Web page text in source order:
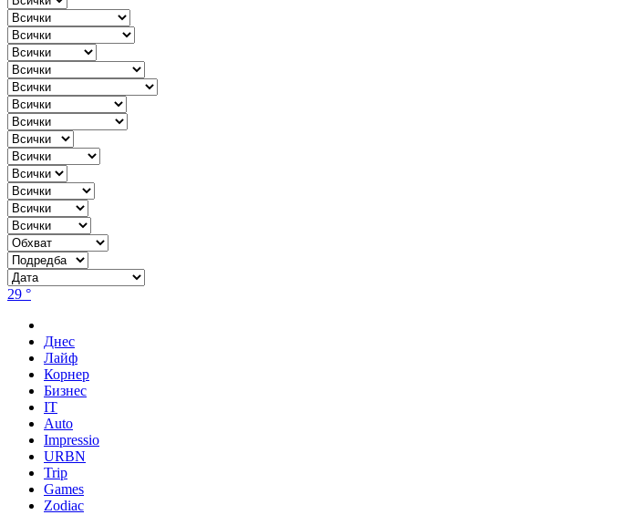
29 °
Днес
Лайф
Корнер
Бизнес
IT
Auto
Impressio
URBN
Trip
Games
Zodiac